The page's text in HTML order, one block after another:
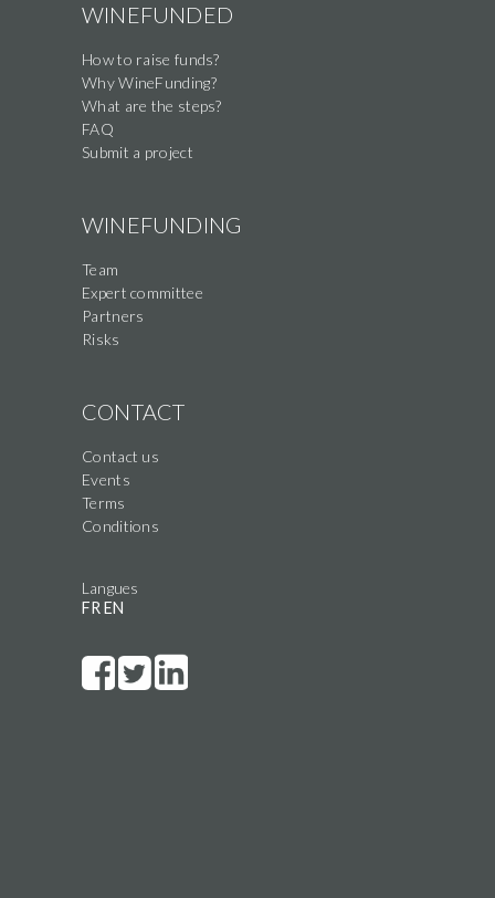
WINEFUNDED
How to raise funds?
Why WineFunding?
What are the steps?
FAQ
Submit a project
WINEFUNDING
Team
Expert committee
Partners
Risks
CONTACT
Contact us
Events
Terms
Conditions
Langues
FR EN